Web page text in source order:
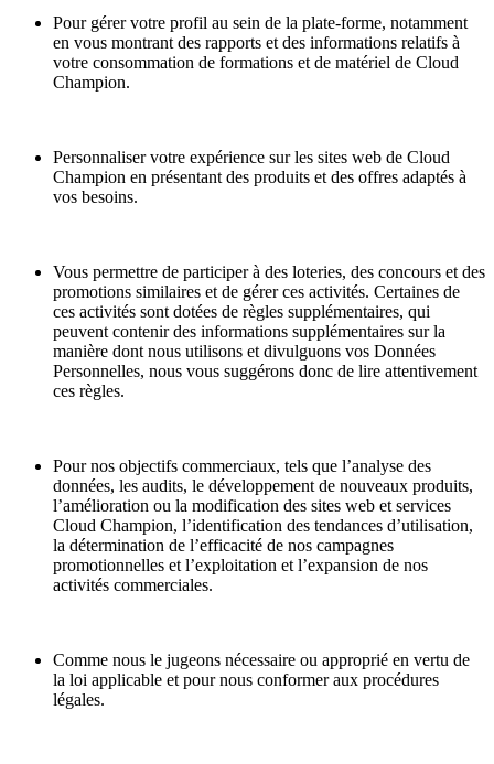
Pour gérer votre profil au sein de la plate-forme, notamment
en vous montrant des rapports et des informations relatifs à
votre consommation de formations et de matériel de Cloud
Champion.
Personnaliser votre expérience sur les sites web de Cloud
Champion en présentant des produits et des offres adaptés à
vos besoins.
Vous permettre de participer à des loteries, des concours et des
promotions similaires et de gérer ces activités. Certaines de
ces activités sont dotées de règles supplémentaires, qui
peuvent contenir des informations supplémentaires sur la
manière dont nous utilisons et divulguons vos Données
Personnelles, nous vous suggérons donc de lire attentivement
ces règles.
Pour nos objectifs commerciaux, tels que l’analyse des
données, les audits, le développement de nouveaux produits,
l’amélioration ou la modification des sites web et services
Cloud Champion, l’identification des tendances d’utilisation,
la détermination de l’efficacité de nos campagnes
promotionnelles et l’exploitation et l’expansion de nos
activités commerciales.
Comme nous le jugeons nécessaire ou approprié en vertu de
la loi applicable et pour nous conformer aux procédures
légales.